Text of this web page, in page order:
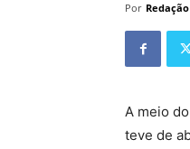
Por Redação
A meio
teve de